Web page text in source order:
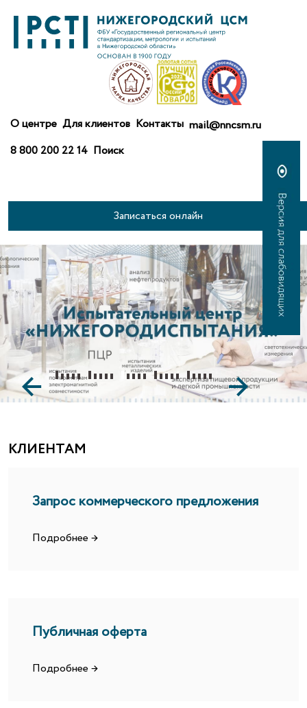
О центре Для клиентов Контакты mail@nncsm.ru
8 800 200 22 14 Поиск
Записаться онлайн
← →
КЛИЕНТАМ
Запрос коммерческого предложения
Подробнее →
Публичная оферта
Подробнее →